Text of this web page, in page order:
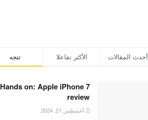
تتجه الأكثر تفاعلا أحدث المقالات
Hands on: Apple iPhone 7
review
أغسطس 21, 2024